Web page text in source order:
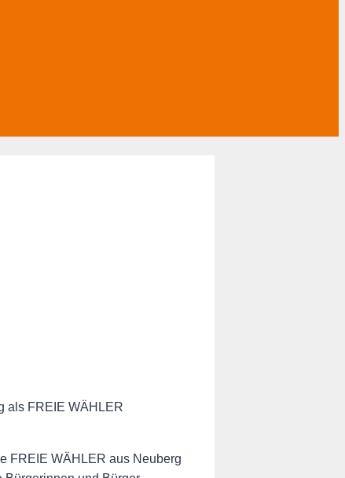
als FREIE WÄHLER
FREIE WÄHLER aus Neuberg